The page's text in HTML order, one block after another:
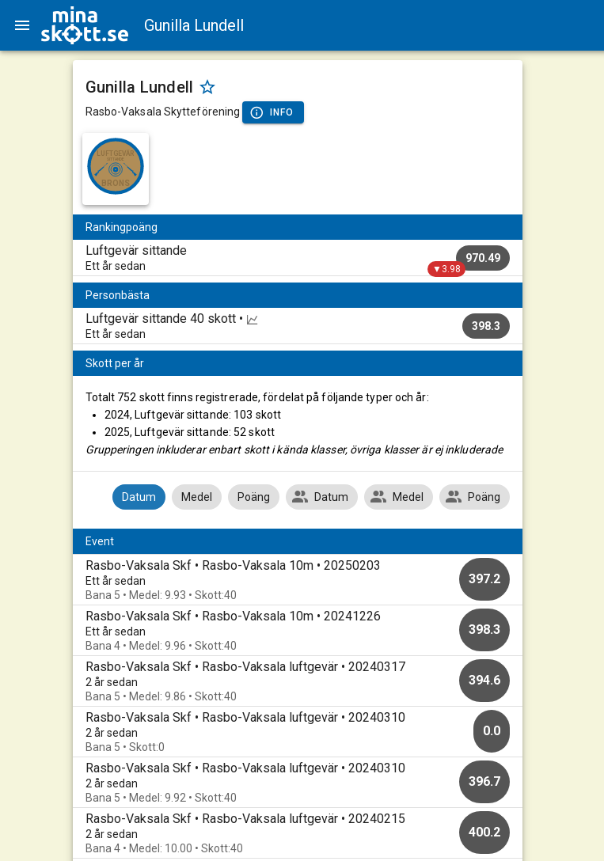
Gunilla Lundell
Gunilla Lundell
Rasbo-Vaksala Skytteförening INFO
LUFTGEVÄR
SITTANDE
BRONS
Rankingpoäng
Luftgevär sittande
Ett år sedan
970.49
▼3.98
Personbästa
Luftgevär sittande40 skott •
Ett år sedan
398.3
Skott per år
Totalt 752 skott finns registrerade, fördelat på följande typer och år:
2024, Luftgevär sittande: 103 skott
2025, Luftgevär sittande: 52 skott
Grupperingen inkluderar enbart skott i kända klasser, övriga klasser är ej inkluderade
Datum Medel Poäng Datum Medel Poäng
Event
Rasbo-Vaksala Skf • Rasbo-Vaksala 10m • 20250203
Ett år sedan
Bana 5 • Medel: 9.93 • Skott:40
397.2
Rasbo-Vaksala Skf • Rasbo-Vaksala 10m • 20241226
Ett år sedan
Bana 4 • Medel: 9.96 • Skott:40
398.3
Rasbo-Vaksala Skf • Rasbo-Vaksala luftgevär • 20240317
2 år sedan
Bana 5 • Medel: 9.86 • Skott:40
394.6
Rasbo-Vaksala Skf • Rasbo-Vaksala luftgevär • 20240310
2 år sedan
Bana 5 • Skott:0
0.0
Rasbo-Vaksala Skf • Rasbo-Vaksala luftgevär • 20240310
2 år sedan
Bana 5 • Medel: 9.92 • Skott:40
396.7
Rasbo-Vaksala Skf • Rasbo-Vaksala luftgevär • 20240215
2 år sedan
Bana 4 • Medel: 10.00 • Skott:40
400.2